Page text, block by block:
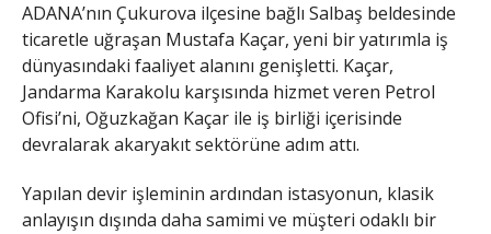
ADANA’nın Çukurova ilçesine bağlı Salbaş beldesinde
ticaretle uğraşan Mustafa Kaçar, yeni bir yatırımla iş
dünyasındaki faaliyet alanını genişletti. Kaçar,
Jandarma Karakolu karşısında hizmet veren Petrol
Ofisi’ni, Oğuzkağan Kaçar ile iş birliği içerisinde
devralarak akaryakıt sektörüne adım attı.
Yapılan devir işleminin ardından istasyonun, klasik
anlayışın dışında daha samimi ve müşteri odaklı bir